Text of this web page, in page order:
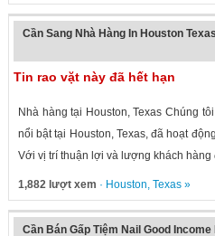
Cần Sang Nhà Hàng In Houston Texas
Tin rao vặt này đã hết hạn
Nhà hàng tại Houston, Texas Chúng
nổi bật tại Houston, Texas, đã hoạt
Với vị trí thuận lợi và lượng khách hàng
1,882 lượt xem · Houston, Texas»
Cần Bán Gấp Tiệm Nail Good Income